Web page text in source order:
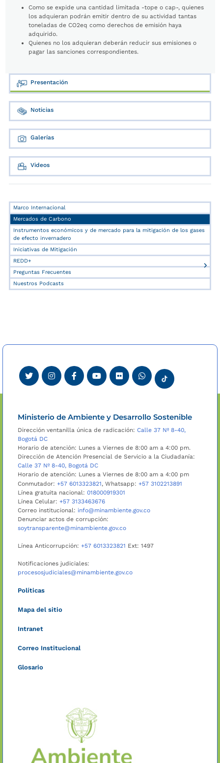
Como se expide una cantidad limitada -tope o cap-, quienes
los adquieran podrán emitir dentro de su actividad tantas
toneladas de CO2eq como derechos de emisión haya
adquirido.
Quienes no los adquieran deberán reducir sus emisiones o
pagar las sanciones correspondientes.
Presentación
Noticias
Galerías
Videos
Marco Internacional
Mercados de Carbono
Instrumentos económicos y de mercado para la mitigación de los gases
de efecto invernadero
Iniciativas de Mitigación
REDD+
Preguntas Frecuentes
Nuestros Podcasts
Ministerio de Ambiente y Desarrollo Sostenible
Dirección ventanilla única de radicación: Calle 37 Nº 8-40,
Bogotá DC
Horario de atención: Lunes a Viernes de 8:00 am a 4:00 pm.
Dirección de Atención Presencial de Servicio a la Ciudadanía:
Calle 37 Nº 8-40, Bogotá DC
Horario de atención: Lunes a Viernes de 8:00 am a 4:00 pm
Conmutador: +57 6013323821, Whatsapp: +57 3102213891
Línea gratuita nacional: 018000919301
Línea Celular: +57 3133463676
Correo institucional: info@minambiente.gov.co
Denunciar actos de corrupción:
soytransparente@minambiente.gov.co
Línea Anticorrupción: +57 6013323821 Ext: 1497
Notificaciones judiciales:
procesosjudiciales@minambiente.gov.co
Políticas
Mapa del sitio
Intranet
Correo Institucional
Glosario